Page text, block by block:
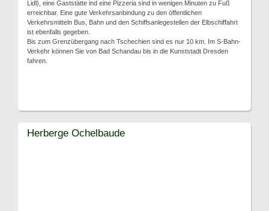
Lidl), eine Gaststätte ind eine Pizzeria sind in wenigen Minuten zu Fuß
erreichbar. Eine gute Verkehrsanbindung zu den öffentlichen
Verkehrsmitteln Bus, Bahn und den Schiffsanlegestellen der Elbschiffahrt
ist ebenfalls gegeben.
Bis zum Grenzübergang nach Tschechien sind es nur 10 km. Im S-Bahn-
Verkehr können Sie von Bad Schandau bis in die Kunststadt Dresden
fahren.
Herberge Ochelbaude